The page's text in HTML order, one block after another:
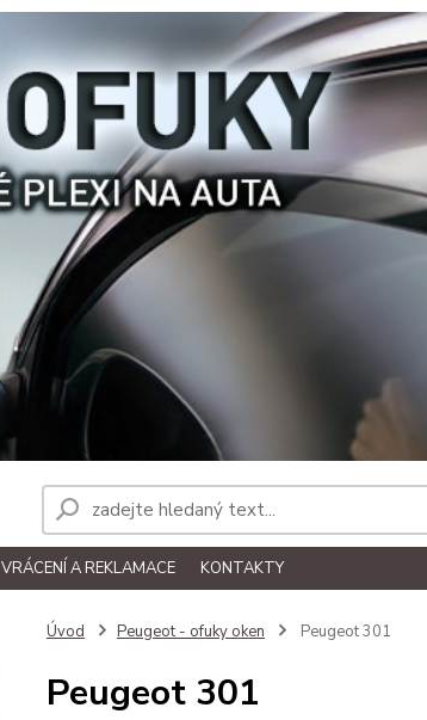
VRÁCENÍ A REKLAMACE KONTAKTY
Úvod Peugeot - ofuky oken Peugeot 301
Peugeot 301